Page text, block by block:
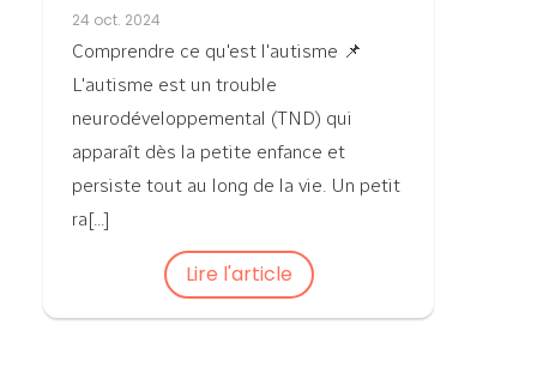
24 oct. 2024
Comprendre ce qu'est l'autisme 📌
L'autisme est un trouble
neurodéveloppemental (TND) qui
apparaît dès la petite enfance et
persiste tout au long de la vie. Un petit
ra[...]
Lire l'article